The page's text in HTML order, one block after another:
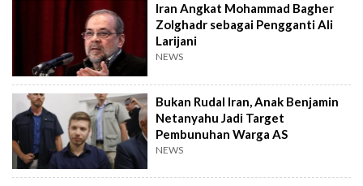
Iran Angkat Mohammad Bagher
Zolghadr sebagai Pengganti Ali
Larijani
NEWS
Bukan Rudal Iran, Anak Benjamin
Netanyahu Jadi Target
Pembunuhan Warga AS
NEWS